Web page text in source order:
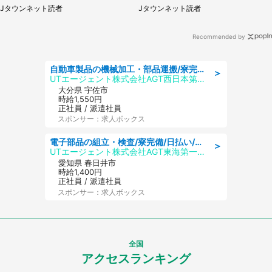
Jタウンネット読者 Jタウンネット読者
Recommended by
＞
自動車製品の機械加工・部品運搬/寮完備/日払い/工場・製造
UTエージェント株式会社AGT西日本第二CU
大分県 宇佐市
時給1,550円
正社員 / 派遣社員
スポンサー：求人ボックス
＞
電子部品の組立・検査/寮完備/日払い/工場・製造
UTエージェント株式会社AGT東海第一CU
愛知県 春日井市
時給1,400円
正社員 / 派遣社員
スポンサー：求人ボックス
全国
アクセスランキング